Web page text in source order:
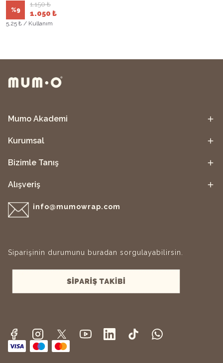
%9
1.150 ₺
1.050 ₺
5,25 ₺ / Kullanım
Mumo Akademi
Kurumsal
Bizimle Tanış
Alışveriş
info@mumowrap.com
Siparişinin durumunu buradan sorgulayabilirsin.